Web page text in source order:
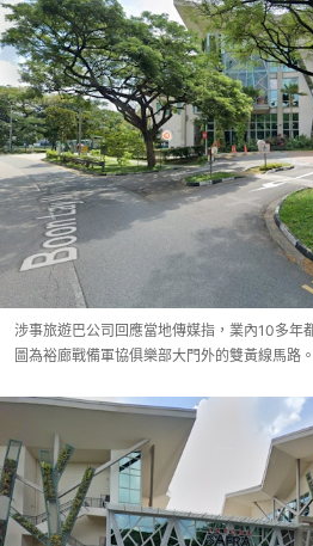
涉事旅遊巴公司回應當地傳媒指，業內10多年
圖為裕廊戰備軍協俱樂部大門外的雙黃線馬路